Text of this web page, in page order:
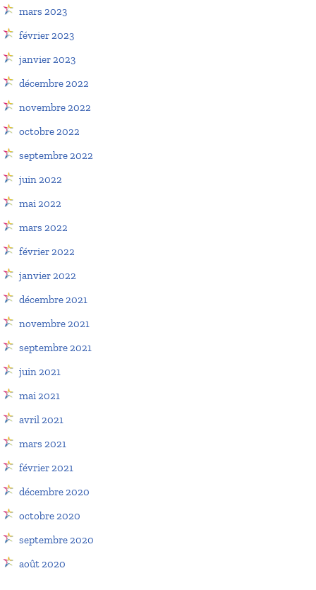
mars 2023
février 2023
janvier 2023
décembre 2022
novembre 2022
octobre 2022
septembre 2022
juin 2022
mai 2022
mars 2022
février 2022
janvier 2022
décembre 2021
novembre 2021
septembre 2021
juin 2021
mai 2021
avril 2021
mars 2021
février 2021
décembre 2020
octobre 2020
septembre 2020
août 2020